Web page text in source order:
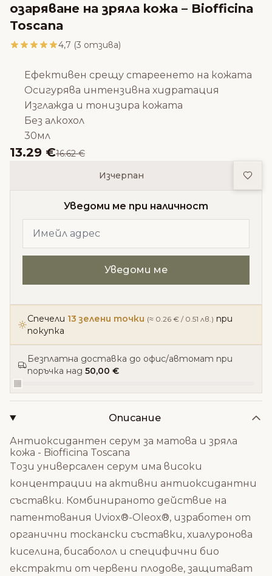
озаряване на зряла кожа – Biofficina
Toscana
4,7 (3 отзива)
Ефективен срещу стареенето на кожата
Осигурява интензивна хидратация
Изглажда и тонизира кожата
Без алкохол
30мл
13.29 €16.62 €
Изчерпан
Уведоми ме при наличност
Спечели 13 зелени точки (≈ 0.26 € / 0.51 лв.) при
покупка
Безплатна доставка до офис/автомат при
поръчка над 50,00 €
Описание
Антиоксидантен серум за матова и зряла
кожа - Biofficina Toscana
Tози универсален серум има високи
концентрации на активни антиоксидантни
съставки. Комбинираното действие на
патентования Uviox®-Oleox®, изработен от
органични тоскански съставки, хиалуронова
киселина, бисаболол и специфични био
екстракти от червени плодове, защитават